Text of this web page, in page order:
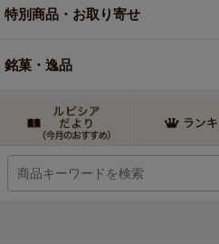
特別商品・お取り寄せ
銘菓・逸品